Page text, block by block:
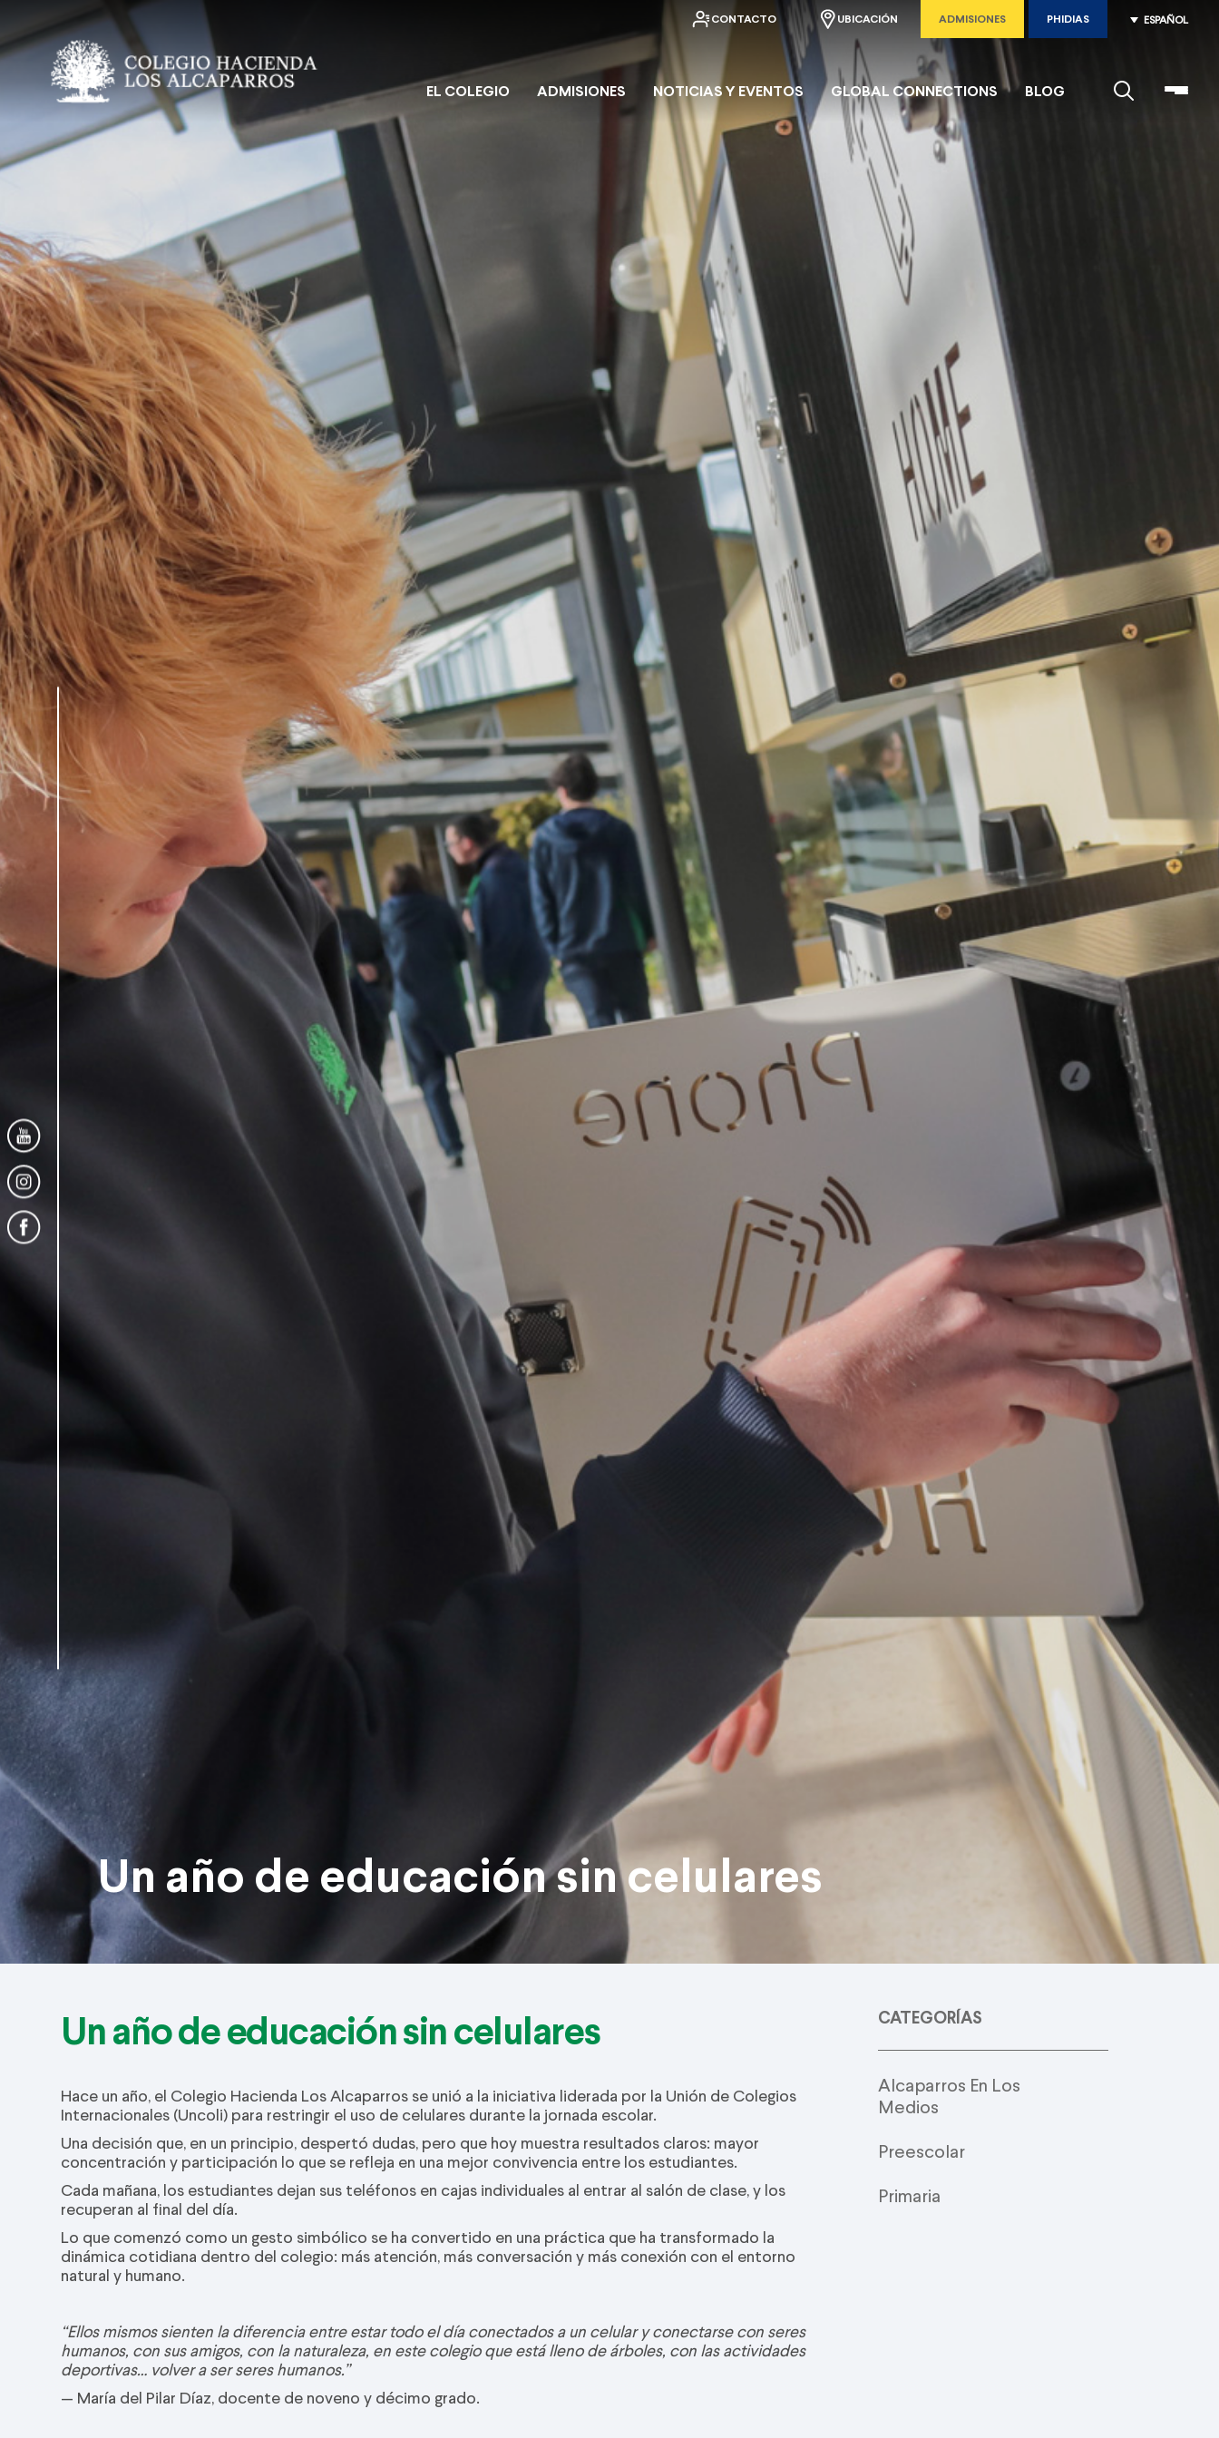
CONTACTO UBICACIÓN ADMISIONES PHIDIAS ESPAÑOL
EL COLEGIO ADMISIONES NOTICIAS Y EVENTOS GLOBAL CONNECTIONS BLOG
Un año de educación sin celulares
CATEGORÍAS
Alcaparros En Los
Medios
Preescolar
Primaria
Un año de educación sin celulares
Hace un año, el Colegio Hacienda Los Alcaparros se unió a la iniciativa liderada por la Unión de Colegios
Internacionales (Uncoli) para restringir el uso de celulares durante la jornada escolar.
Una decisión que, en un principio, despertó dudas, pero que hoy muestra resultados claros: mayor
concentración y participación lo que se refleja en una mejor convivencia entre los estudiantes.
Cada mañana, los estudiantes dejan sus teléfonos en cajas individuales al entrar al salón de clase, y los
recuperan al final del día.
Lo que comenzó como un gesto simbólico se ha convertido en una práctica que ha transformado la
dinámica cotidiana dentro del colegio: más atención, más conversación y más conexión con el entorno
natural y humano.
“Ellos mismos sienten la diferencia entre estar todo el día conectados a un celular y conectarse con seres
humanos, con sus amigos, con la naturaleza, en este colegio que está lleno de árboles, con las actividades
deportivas… volver a ser seres humanos.”
— María del Pilar Díaz, docente de noveno y décimo grado.